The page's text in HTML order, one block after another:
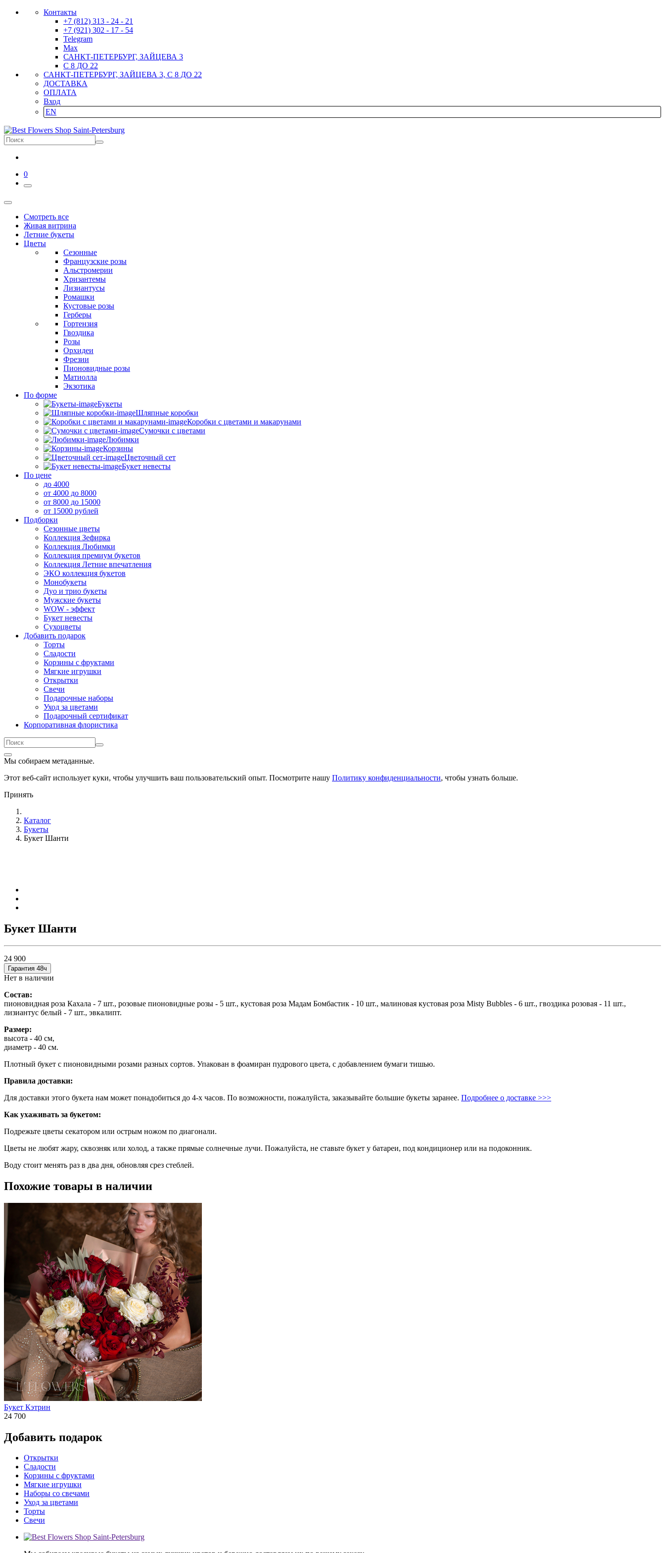
Контакты
+7 (812) 313 - 24 - 21
+7 (921) 302 - 17 - 54
Telegram
Max
САНКТ-ПЕТЕРБУРГ, ЗАЙЦЕВА 3
С 8 ДО 22
САНКТ-ПЕТЕРБУРГ, ЗАЙЦЕВА 3, С 8 ДО 22
ДОСТАВКА
ОПЛАТА
Вход
EN
0
Смотреть все
Живая витрина
Летние букеты
Цветы
Сезонные
Французские розы
Альстромерии
Хризантемы
Лизиантусы
Ромашки
Кустовые розы
Герберы
Гортензия
Гвоздика
Розы
Орхидеи
Фрезии
Пионовидные розы
Матиолла
Экзотика
По форме
Букеты
Шляпные коробки
Коробки с цветами и макарунами
Сумочки с цветами
Любимки
Корзины
Цветочный сет
Букет невесты
По цене
до 4000
от 4000 до 8000
от 8000 до 15000
от 15000 рублей
Подборки
Сезонные цветы
Коллекция Зефирка
Коллекция Любимки
Коллекция премиум букетов
Коллекция Летние впечатления
ЭКО коллекция букетов
Монобукеты
Дуо и трио букеты
Мужские букеты
WOW - эффект
Букет невесты
Сухоцветы
Добавить подарок
Торты
Сладости
Корзины с фруктами
Мягкие игрушки
Открытки
Свечи
Подарочные наборы
Уход за цветами
Подарочный сертификат
Корпоративная флористика
Мы собираем метаданные.
Этот веб-сайт использует куки, чтобы улучшить ваш пользовательский опыт. Посмотрите нашу Политику конфиденциальности, чтобы узнать больше.
Принять
Каталог
Букеты
Букет Шанти
Букет Шанти
24 900
Гарантия 48ч
Нет в наличии
Состав:
пионовидная роза Кахала - 7 шт., розовые пионовидные розы - 5 шт., кустовая роза Мадам Бомбастик - 10 шт., малиновая кустовая роза Misty Bubbles - 6 шт., гвоздика розовая - 11 шт.,
лизиантус белый - 7 шт., эвкалипт.
Размер:
высота - 40 см,
диаметр - 40 см.
Плотный букет с пионовидными розами разных сортов. Упакован в фоамиран пудрового цвета, с добавлением бумаги тишью.
Правила доставки:
Для доставки этого букета нам может понадобиться до 4-х часов. По возможности, пожалуйста, заказывайте большие букеты заранее. Подробнее о доставке >>>
Как ухаживать за букетом:
Подрежьте цветы секатором или острым ножом по диагонали.
Цветы не любят жару, сквозняк или холод, а также прямые солнечные лучи. Пожалуйста, не ставьте букет у батареи, под кондиционер или на подоконник.
Воду стоит менять раз в два дня, обновляя срез стеблей.
Похожие товары в наличии
Букет Кэтрин
24 700
Добавить подарок
Открытки
Сладости
Корзины с фруктами
Мягкие игрушки
Наборы со свечами
Уход за цветами
Торты
Свечи